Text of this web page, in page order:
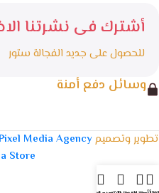
أشترك فى نشرتنا
للحصول على جديد الفجالة ستور
وسائل دفع أمنة
تطوير وتصميمMedia Agency
Store